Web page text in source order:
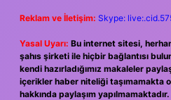
Reklam ve İletişim: Skype:
Yasal Uyarı: Bu internet sitesi,
şahıs şirketi ile hiçbir bağlantısı
kendi hazırladığımız makaleler
içerikler haber niteliği taşımamakta
hakkında paylaşım